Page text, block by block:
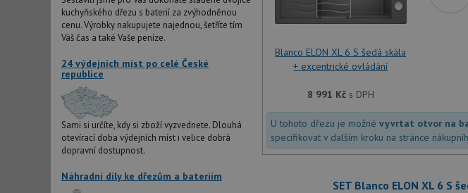
kuchyňského dřezu s baterií za zvýhodněnou
cenu. Výrobky nakupujete najednou, šetříte tím
Váš čas a také Vaše peníze.
24 výdejních míst po celé České
republice
Sami si určíte, kdy si zboží vyzvednete. Dlouhá
otevírací doba výdejních míst i velice dobrá
dopravní dostupnost.
Náhradní díly ke dřezům a bateriím
Blanco ELON XL 6 S šedá skála
+ excentrické ovládání
8 991 Kčs DPH
U tohoto dřezu je možné vyvrtat otvor na
specifikovat v dalším kroku na stránce
SET Blanco ELON XL 6 S